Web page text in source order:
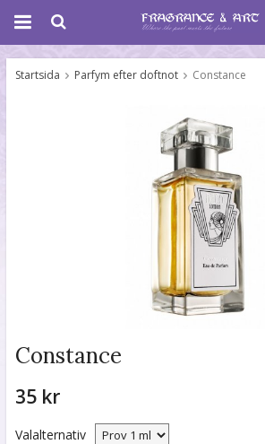
Startsida Parfym efter doftnot Constance
Constance
35 kr
Valalternativ